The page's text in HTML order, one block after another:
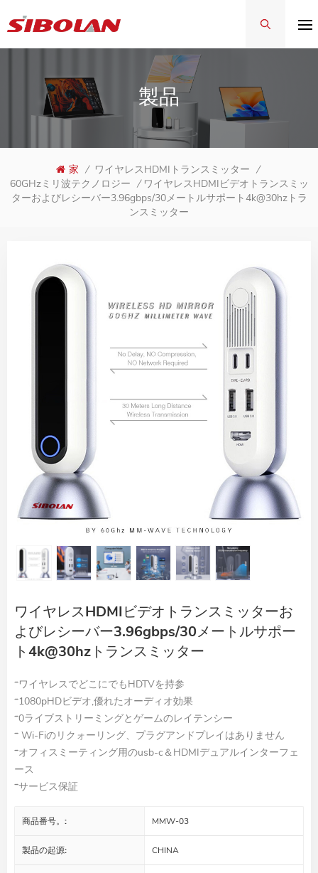
製品
家 / ワイヤレスHDMIトランスミッター /
60GHzミリ波テクノロジー / ワイヤレスHDMIビデオトランスミッ
ターおよびレシーバー3.96gbps/30メートルサポート4k@30hzトラ
ンスミッター
ワイヤレスHDMIビデオトランスミッターお
よびレシーバー3.96gbps/30メートルサポー
ト4k@30hzトランスミッター
*ワイヤレスでどこにでもHDTVを持参
*1080pHDビデオ,優れたオーディオ効果
*0ライブストリーミングとゲームのレイテンシー
* Wi-Fiのリクォーリング、プラグアンドプレイはありません
*オフィスミーティング用のusb-c＆HDMIデュアルインターフェ
ース
*サービス保証
商品番号。: MMW-03
製品の起源: CHINA